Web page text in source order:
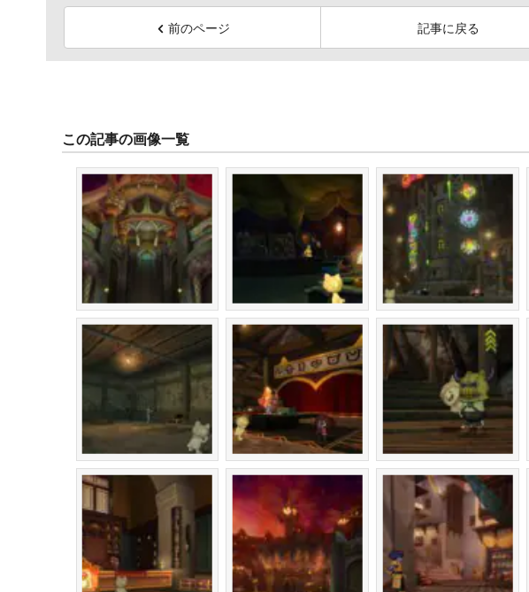
前のページ 記事に戻る
この記事の画像一覧